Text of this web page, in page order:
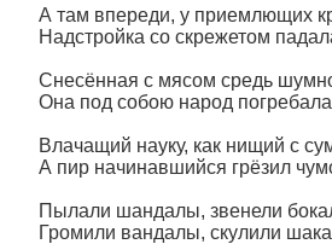
А там впереди, у приемлющих
Надстройка со скрежетом
Снесённая с мясом средь
Она под собою народ
Влачащий науку, как нищий с
А пир начинавшийся грёзил
Пылали шандалы, звенели
Громили вандалы, скулили